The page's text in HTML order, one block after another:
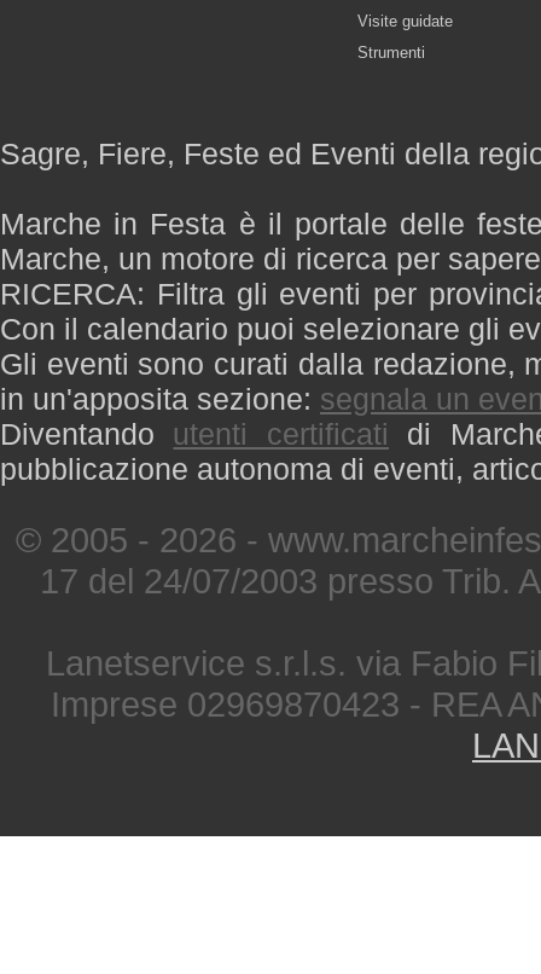
Visite guidate
Strumenti
Sagre, Fiere, Feste ed Eventi della
Marche in Festa è il portale delle
Marche, un motore di ricerca per
RICERCA: Filtra gli eventi per
Con il calendario puoi selezionare gli
Gli eventi sono curati dalla redazione,
in un'apposita sezione: segnala un
Diventando utenti certificati di
pubblicazione autonoma di eventi,
© 2005 - 2026 -
17 del 24/07/2003 presso Trib.
Lanetservice s.r.l.s. via Fabio
Imprese 02969870423 - REA